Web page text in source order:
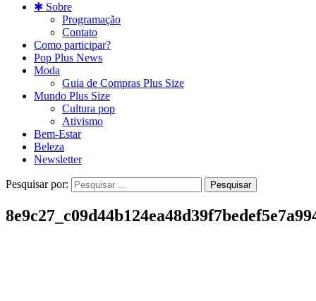
✱ Sobre
Programação
Contato
Como participar?
Pop Plus News
Moda
Guia de Compras Plus Size
Mundo Plus Size
Cultura pop
Ativismo
Bem-Estar
Beleza
Newsletter
Pesquisar por: